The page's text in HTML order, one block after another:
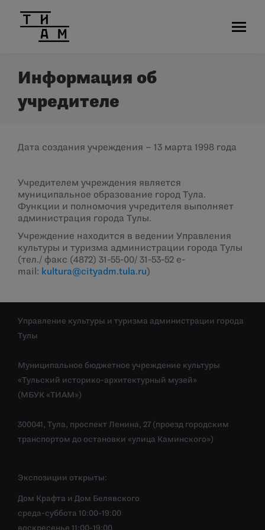
Информация об
учредителе
Дата создания учреждения – 13 марта 1998 года
Учредителем учреждения является
муниципальное образование город Тула.
Функции и полномочия учредителя выполняет
администрация города Тулы.
Учреждение находится в ведении Управления
культуры и туризма администрации города Тулы
(тел./ факс (4872) 31-55-00/ 31-53-52 е-
mail: kultura@cityadm.tula.ru )
Управление культуры и туризма администрации города
Тулы
Муниципальное бюджетное учреждение культуры
«Тульский историко-архитектурный музей»
(МБУК «ТИАМ»)
300041, Тула, проспект Ленина, 27 (проезд городским
транспортом до остановки «улица Каминского»)
Экспозиции открыты:
Дом Крафта и Дом Белявского
среда-суббота 10:00-19:00